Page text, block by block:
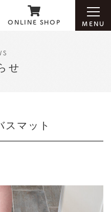
介
ONLINE SHOP MENU
せ
スマット